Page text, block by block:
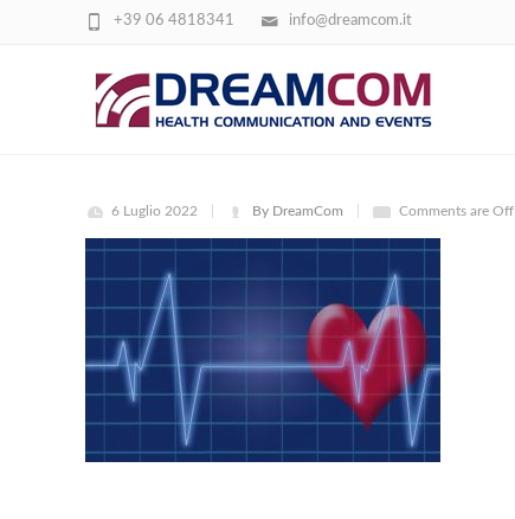
info@dreamcom.it
+39 06 4818341
HEARTBEAT-G2D32C7CDE_1920
6 Luglio 2022 By DreamCom Comments are Off